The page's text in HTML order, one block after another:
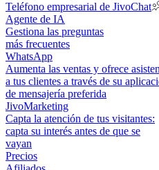
Teléfono empresarial de JivoChat
Agente de IA
Gestiona las preguntas
más frecuentes
WhatsApp
Aumenta las ventas y ofrece
a tus clientes a través de su
de mensajería preferida
JivoMarketing
Capta la atención de tus visitantes:
capta su interés antes de que se
vayan
Precios